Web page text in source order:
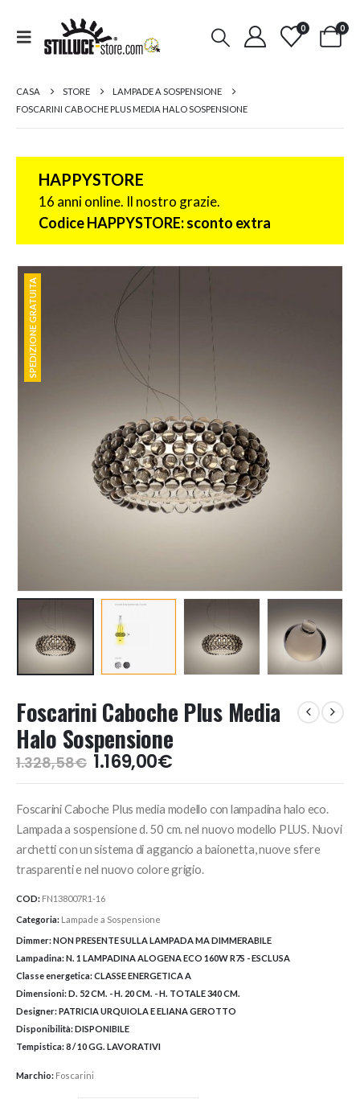
0 0
CASA STORE
LAMPADE A SOSPENSIONE
FOSCARINI CABOCHE PLUS MEDIA HALO SOSPENSIONE
HAPPYSTORE
16 anni online. Il nostro grazie.
Codice HAPPYSTORE: sconto extra
SPEDIZIONE GRATUITA
SPEDIZIONE GRATUITA
Foscarini Caboche Plus Media
Halo Sospensione
1.328,58€ Il
prezzo
era:
1.328,58€.
1.169,00€Il
prezzo
è:
1.169,00€.
Foscarini Caboche Plus media modello con lampadina halo eco.
Lampada a sospensione d. 50 cm. nel nuovo modello PLUS. Nuovi
archetti con un sistema di aggancio a baionetta, nuove sfere
trasparenti e nel nuovo colore grigio.
COD: FN138007R1-16
Categoria: Lampade a Sospensione
Dimmer:NON PRESENTE SULLA LAMPADA MA DIMMERABILE
Lampadina:N. 1 LAMPADINA ALOGENA ECO 160W R7S - ESCLUSA
Classe energetica:CLASSE ENERGETICA A
Dimensioni:D. 52 CM. - H. 20 CM. - H. TOTALE 340 CM.
Designer:PATRICIA URQUIOLA E ELIANA GEROTTO
Disponibilità:DISPONIBILE
Tempistica:8 / 10 GG. LAVORATIVI
Marchio: Foscarini